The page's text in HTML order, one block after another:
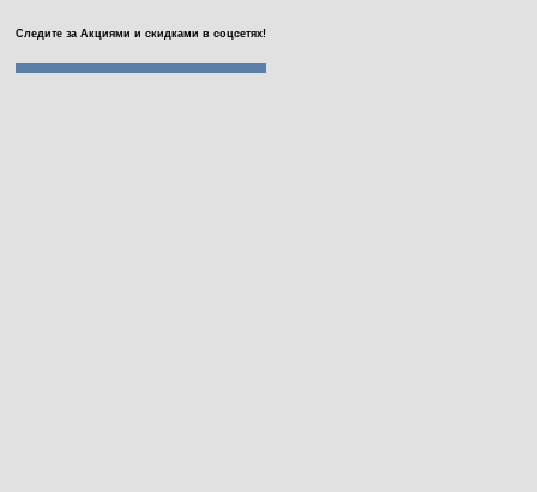
Следите за Акциями и скидками в соцсетях!